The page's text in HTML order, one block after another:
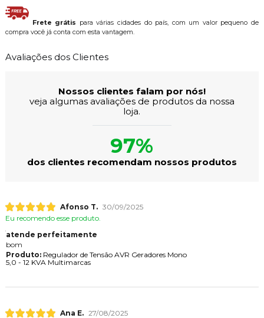
Frete grátis para várias cidades do país, com um valor pequeno de
compra você já conta com esta vantagem.
Avaliações dos Clientes
Nossos clientes falam por nós!
veja algumas avaliações de produtos da nossa
loja.
97%
dos clientes recomendam nossos produtos
Afonso T. 30/09/2025
Eu recomendo esse produto.
atende perfeitamente
bom
Produto:Regulador de Tensão AVR Geradores Mono
5,0 - 12 KVA Multimarcas
Ana E. 27/08/2025